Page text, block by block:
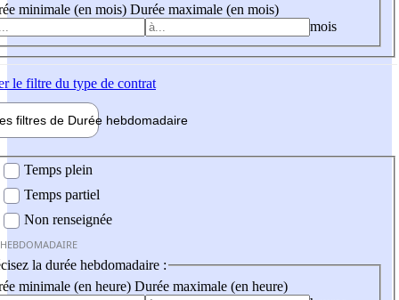
minimale (en mois) Durée maximale (en mois)
mois
le filtre du type de contrat
filtres de Durée hebdomadaire
Temps plein
Temps partiel
Non renseignée
la durée hebdomadaire :
minimale (en heure) Durée maximale (en heure)